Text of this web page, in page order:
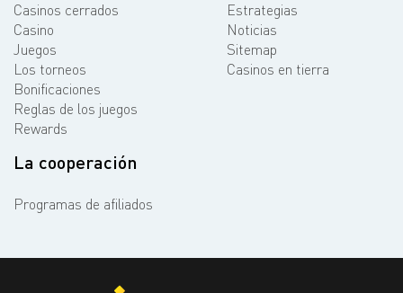
Casinos cerrados
Casino
Juegos
Los torneos
Bonificaciones
Reglas de los juegos
Rewards
Estrategias
Noticias
Sitemap
Casinos en tierra
La cooperación
Programas de afiliados